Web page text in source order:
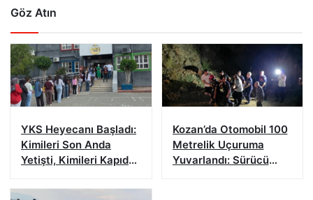
Göz Atın
YKS Heyecanı Başladı:
Kimileri Son Anda
Yetişti, Kimileri Kapıda
Kozan’da Otomobil 100
Metrelik Uçuruma
Yuvarlandı: Sürücü